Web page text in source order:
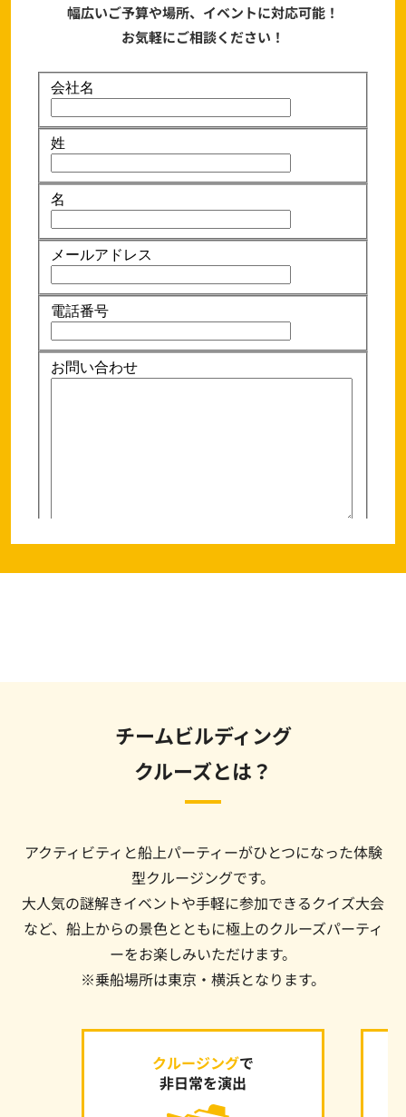
幅広いご予算や場所、イベントに対応可能！
お気軽にご相談ください！
チームビルディング
クルーズとは？
アクティビティと船上パーティーがひとつになった体験
型クルージングです。
大人気の謎解きイベントや手軽に参加できるクイズ大会
など、船上からの景色とともに極上のクルーズパーティ
ーをお楽しみいただけます。
※乗船場所は東京・横浜となります。
クルージングで
非日常を演出